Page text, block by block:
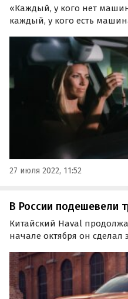
«Каждый, у кого нет
каждый, у кого есть
крылатой.
27 июля 2022, 11:52
В России подешевели
Китайский Haval
начале октября он сделал
подешевели на 50-200 тыс.
«Автоновости дня» в
компании.